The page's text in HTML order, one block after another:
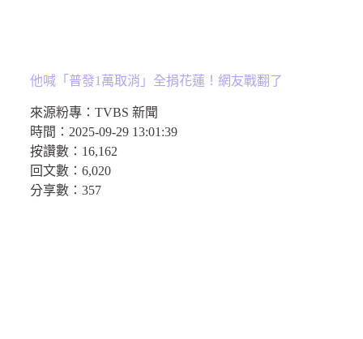
他喊「普發1萬取消」全捐花蓮！網友戰翻了
來源粉專： TVBS 新聞
時間： 2025-09-29 13:01:39
按讚數： 16,162
回文數： 6,020
分享數： 357